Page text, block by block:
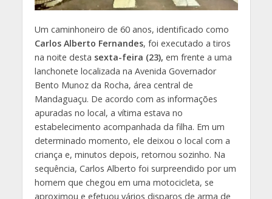
Um caminhoneiro de 60 anos, identificado como
Carlos Alberto Fernandes, foi executado a tiros
na noite desta sexta-feira (23), em frente a uma
lanchonete localizada na Avenida Governador
Bento Munoz da Rocha, área central de
Mandaguaçu. De acordo com as informações
apuradas no local, a vítima estava no
estabelecimento acompanhada da filha. Em um
determinado momento, ele deixou o local com a
criança e, minutos depois, retornou sozinho. Na
sequência, Carlos Alberto foi surpreendido por um
homem que chegou em uma motocicleta, se
aproximou e efetuou vários disparos de arma de